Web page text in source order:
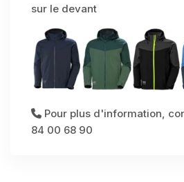
sur le devant
Pour plus d'information,
84 00 68 90